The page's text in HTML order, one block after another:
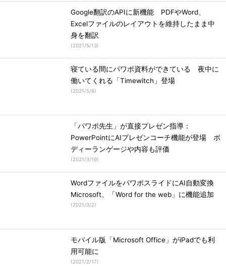
Google翻訳のAPIに新機能 PDFやWord、
Excelファイルのレイアウトを維持したまま中
身を翻訳
(2021/5/13)
寝ている間にパワポ資料ができている 夜中に
働いてくれる「Timewitch」登場
(2021/5/6)
「パワポ先生」が直接プレゼン指導：
PowerPointにAIプレゼンコーチ機能が登場 ボ
ディーランゲージや内容も評価
(2021/3/19)
WordファイルをパワポスライドにAI自動変換
Microsoft、「Word for the web」に機能追加
(2021/3/2)
モバイル版「Microsoft Office」がiPadでも利
用可能に
(2021/2/17)